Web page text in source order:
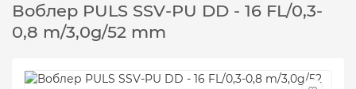
Воблер PULS SSV-PU DD - 16 FL/0,3-
0,8 m/3,0g/52 mm